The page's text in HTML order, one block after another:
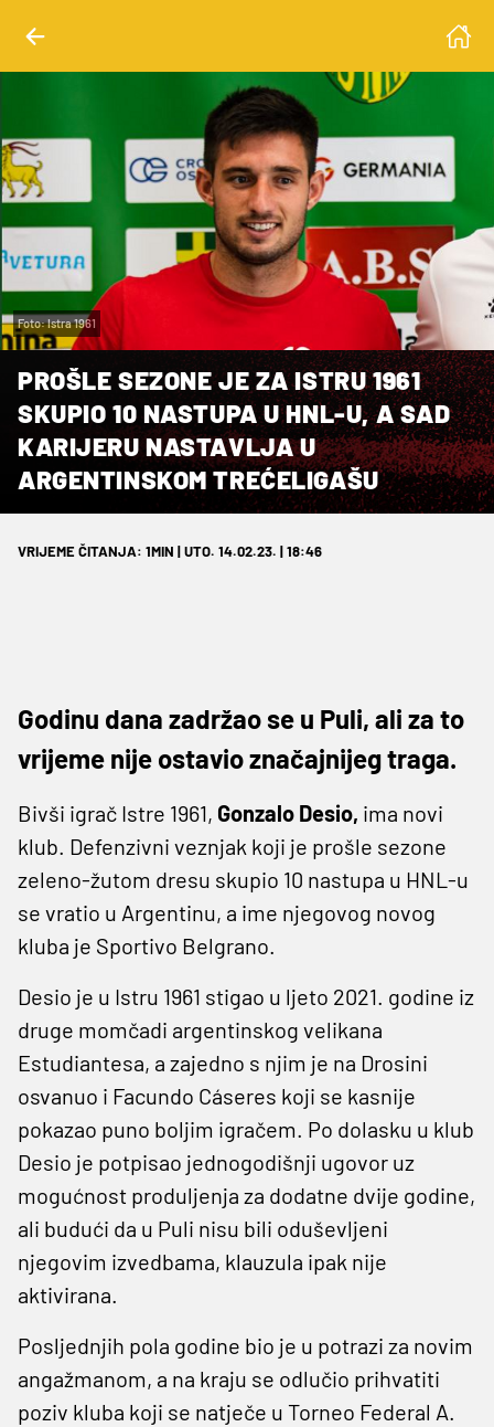
Foto: Istra 1961
PROŠLE SEZONE JE ZA ISTRU 1961
SKUPIO 10 NASTUPA U HNL-U, A SAD
KARIJERU NASTAVLJA U
ARGENTINSKOM TREĆELIGAŠU
VRIJEME ČITANJA: 1MIN | UTO. 14.02.23. | 18:46
Godinu dana zadržao se u Puli, ali za to
vrijeme nije ostavio značajnijeg traga.
Bivši igrač Istre 1961, Gonzalo Desio, ima novi
klub. Defenzivni veznjak koji je prošle sezone
zeleno-žutom dresu skupio 10 nastupa u HNL-u
se vratio u Argentinu, a ime njegovog novog
kluba je Sportivo Belgrano.
Desio je u Istru 1961 stigao u ljeto 2021. godine iz
druge momčadi argentinskog velikana
Estudiantesa, a zajedno s njim je na Drosini
osvanuo i Facundo Cáseres koji se kasnije
pokazao puno boljim igračem. Po dolasku u klub
Desio je potpisao jednogodišnji ugovor uz
mogućnost produljenja za dodatne dvije godine,
ali budući da u Puli nisu bili oduševljeni
njegovim izvedbama, klauzula ipak nije
aktivirana.
Posljednjih pola godine bio je u potrazi za novim
angažmanom, a na kraju se odlučio prihvatiti
poziv kluba koji se natječe u Torneo Federal A.